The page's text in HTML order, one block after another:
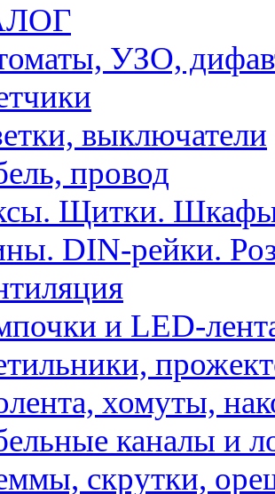
УЗО,
выключатели
провод
Щитки.
DIN-рейки.
и LED-
хомуты,
каналы и
скрутки,